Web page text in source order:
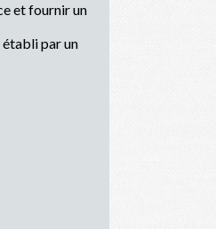
et fournir un
établi par un